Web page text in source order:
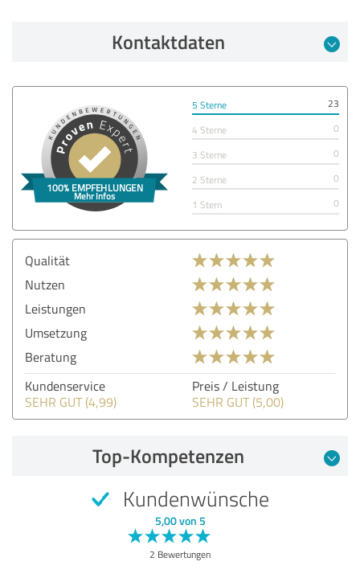
Kontaktdaten
5 Sterne
23
4 Sterne
0
3 Sterne
0
2 Sterne
0
1 Stern
0
Qualität
Nutzen
Leistungen
Umsetzung
Beratung
Kundenservice
SEHR GUT (4,99)
Preis / Leistung
SEHR GUT (5,00)
Top-Kompetenzen
Kundenwünsche
5,00 von 5
2 Bewertungen